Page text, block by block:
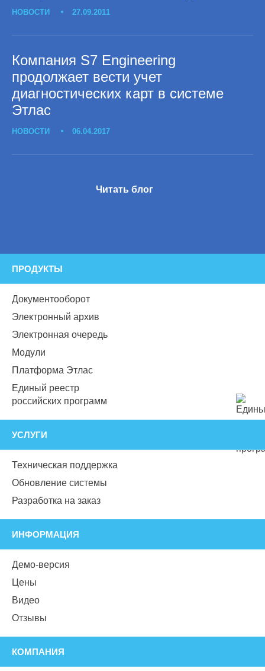
НОВОСТИ 27.09.2011
Компания S7 Engineering
продолжает вести учет
диагностических карт в системе
Этлас
НОВОСТИ 06.04.2017
Читать блог
ПРОДУКТЫ
Документооборот
Электронный архив
Электронная очередь
Модули
Платформа Этлас
Единый реестр
российских программ
УСЛУГИ
Техническая поддержка
Обновление системы
Разработка на заказ
ИНФОРМАЦИЯ
Демо-версия
Цены
Видео
Отзывы
КОМПАНИЯ